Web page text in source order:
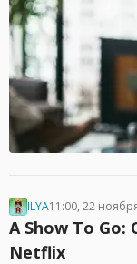
ILYA11:00, 22
A Show To Go:
Netflix